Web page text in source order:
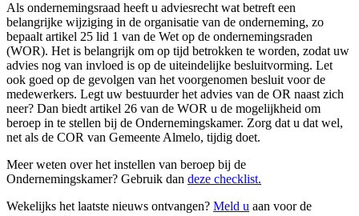
Als ondernemingsraad heeft u adviesrecht wat betreft een
belangrijke wijziging in de organisatie van de onderneming, zo
bepaalt artikel 25 lid 1 van de Wet op de ondernemingsraden
(WOR). Het is belangrijk om op tijd betrokken te worden, zodat uw
advies nog van invloed is op de uiteindelijke besluitvorming. Let
ook goed op de gevolgen van het voorgenomen besluit voor de
medewerkers. Legt uw bestuurder het advies van de OR naast zich
neer? Dan biedt artikel 26 van de WOR u de mogelijkheid om
beroep in te stellen bij de Ondernemingskamer. Zorg dat u dat wel,
net als de COR van Gemeente Almelo, tijdig doet.
Meer weten over het instellen van beroep bij de
Ondernemingskamer? Gebruik dan deze checklist.
Wekelijks het laatste nieuws ontvangen? Meld u aan voor de